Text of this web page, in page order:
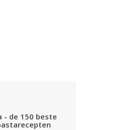
- de 150 beste